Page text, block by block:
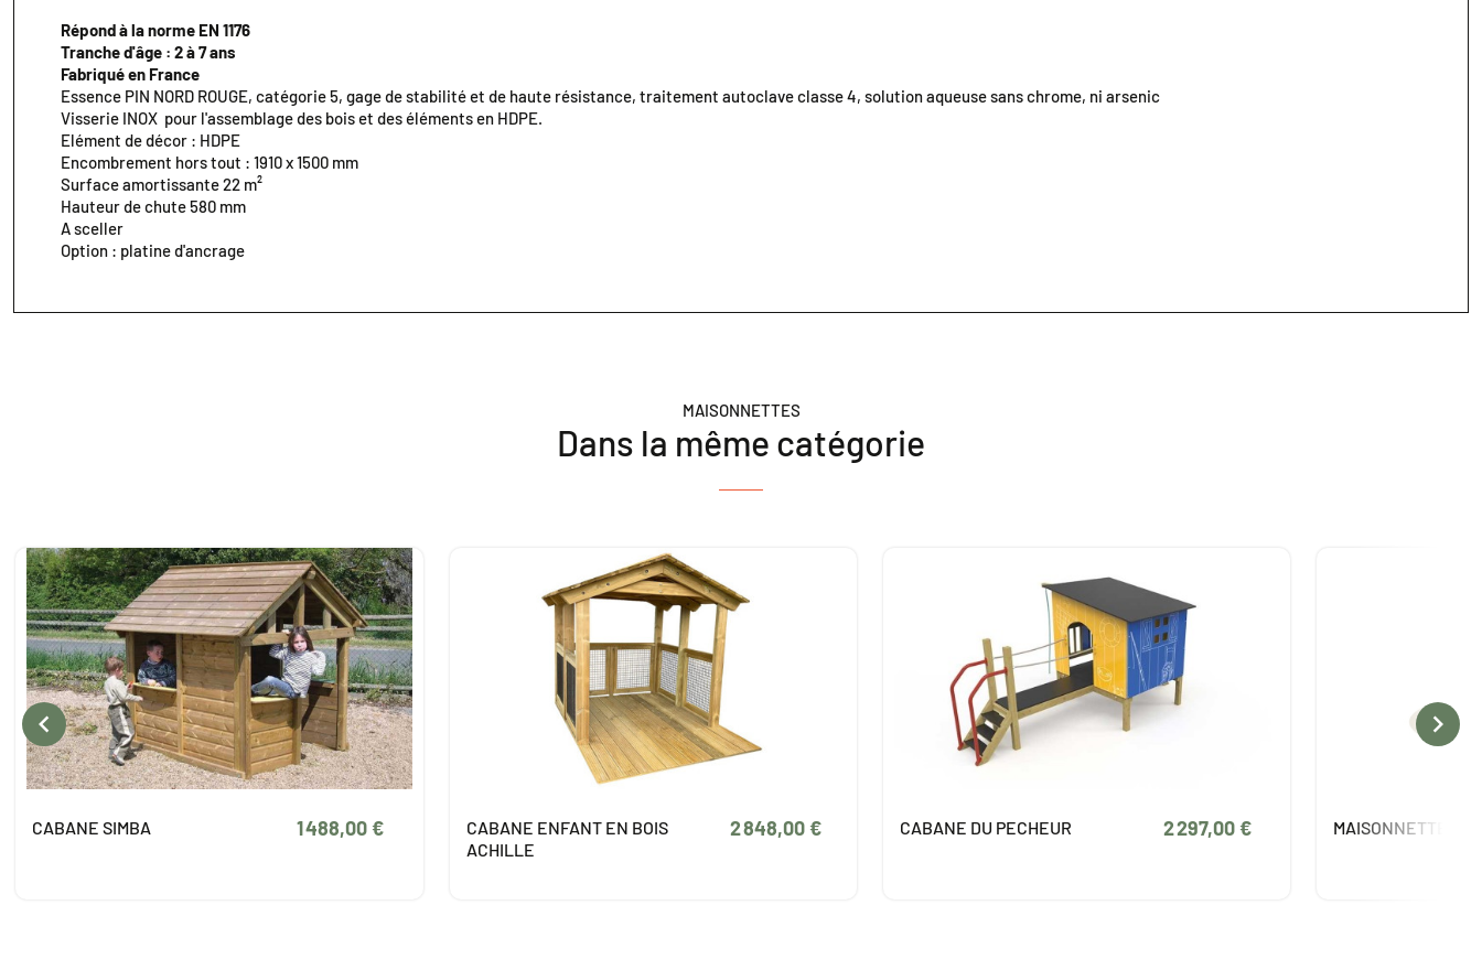
Répond à la norme EN 1176
Tranche d'âge : 2 à 7 ans
Fabriqué en France
Essence PIN NORD ROUGE, catégorie 5, gage de stabilité et de haute résistance, traitement autoclave classe 4, solution aqueuse sans chrome, ni arsenic
Visserie INOX pour l'assemblage des bois et des éléments en HDPE.
Elément de décor : HDPE
Encombrement hors tout : 1910 x 1500 mm
Surface amortissante 22 m²
Hauteur de chute 580 mm
A sceller
Option : platine d'ancrage
MAISONNETTES
Dans la même catégorie
CABANE ENFANT EN BOIS
2 848,00 € CABANE DU PECHEUR 2 297,00 € MAISONNETTE EMMA 5 221,00 € CABANE LEA
 